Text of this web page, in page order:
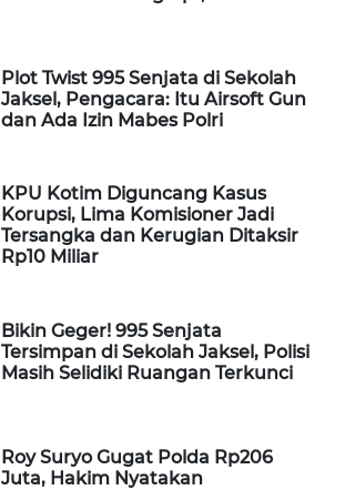
Plot Twist 995 Senjata di Sekolah
Jaksel, Pengacara: Itu Airsoft Gun
dan Ada Izin Mabes Polri
KPU Kotim Diguncang Kasus
Korupsi, Lima Komisioner Jadi
Tersangka dan Kerugian Ditaksir
Rp10 Miliar
Bikin Geger! 995 Senjata
Tersimpan di Sekolah Jaksel, Polisi
Masih Selidiki Ruangan Terkunci
Roy Suryo Gugat Polda Rp206
Juta, Hakim Nyatakan